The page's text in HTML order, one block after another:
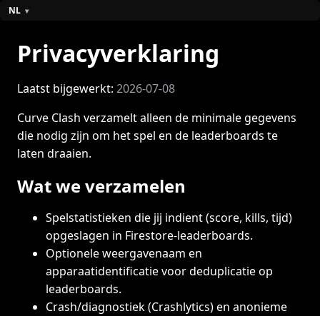
NL
Privacyverklaring
Laatst bijgewerkt: 2026-07-08
Curve Clash verzamelt alleen de minimale gegevens
die nodig zijn om het spel en de leaderboards te
laten draaien.
Wat we verzamelen
Spelstatistieken die jij indient (score, kills, tijd)
opgeslagen in Firestore-leaderboards.
Optionele weergavenaam en
apparaatidentificatie voor deduplicatie op
leaderboards.
Crash/diagnostiek (Crashlytics) en anonieme